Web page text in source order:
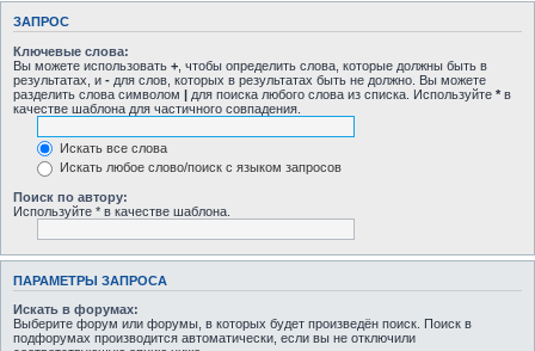
ЗАПРОС
Ключевые слова:
Вы можете использовать + , чтобы определить слова, которые должны быть в
результатах, и - для слов, которых в результатах быть не должно. Вы можете
разделить слова символом | для поиска любого слова из списка. Используйте * в
качестве шаблона для частичного совпадения.
Искать все слова
Искать любое слово/поиск с языком запросов
Поиск по автору:
Используйте * в качестве шаблона.
ПАРАМЕТРЫ ЗАПРОСА
Искать в форумах:
Выберите форум или форумы, в которых будет произведён поиск. Поиск в
подфорумах производится автоматически, если вы не отключили